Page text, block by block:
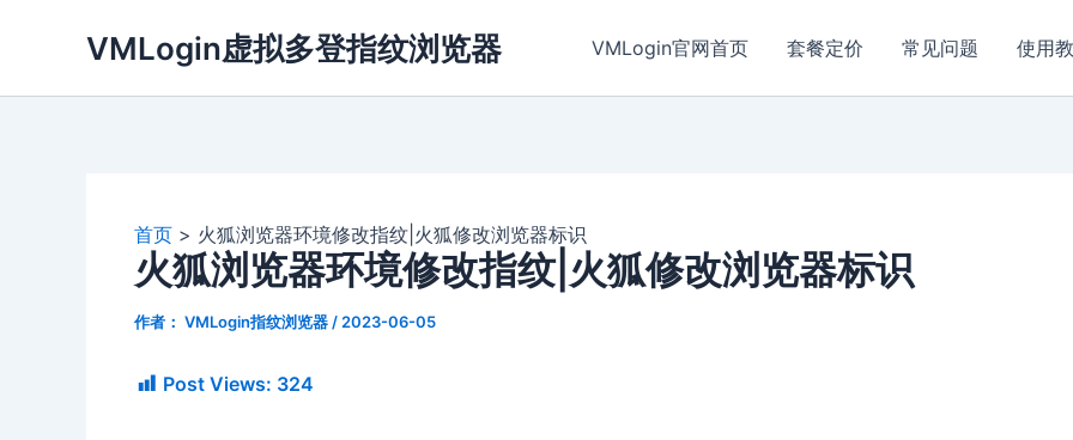
VMLogin虚拟多登指纹浏览器 VMLogin官网首页 套餐定价 常见问题 使用
首页 火狐浏览器环境修改指纹|火狐修改浏览器标识
火狐浏览器环境修改指纹|火狐修改浏览器标识
作者： VMLogin指纹浏览器 / 2023-06-05
Post Views: 324